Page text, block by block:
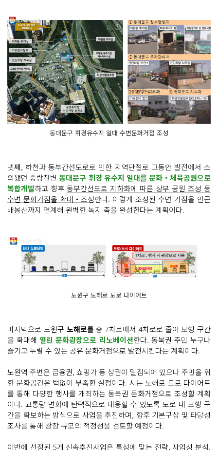
동대문구 휘경유수지 일대 수변문화거점 조성
넷째, 하천과 동부간선도로로 인한 지역단절로 그동안 발전에서 소
외됐던 중랑천변동대문구 휘경 유수지 일대를 문화‧체육공원으로
복합개발하고 향후 동부간선도로 지하화에 따른 상부 공원 조성 등
수변 문화거점을 확대‧조성한다. 이렇게 조성된 수변 거점을 인근
배봉산까지 연계해 완벽한 녹지 축을 완성한다는 계획이다.
노원구 노해로 도로 다이어트
마지막으로 노원구 노해로를 총 7차로에서 4차로로 줄여 보행 구간
을 확대해 열린 문화광장으로 리노베이션한다. 동북권 주민 누구나
즐기고 누릴 수 있는 공유 문화거점으로 발전시킨다는 계획이다.
노원역 주변은 금융권, 쇼핑가 등 상권이 밀집되어 있으나 주민을 위
한 문화공간은 턱없이 부족한 실정이다. 시는 노해로 도로 다이어트
를 통해 다양한 행사를 개최하는 동북권 문화거점으로 조성할 계획
이다. 교통량 변화에 탄력적으로 대응할 수 있도록 도로 내 보행 구
간을 확보하는 방식으로 사업을 추진하며, 향후 기본구상 및 타당성
조사를 통해 광장 규모의 적정성을 검토할 예정이다.
이번에 선정된 5개 신속추진사업은 특성에 맞는 전략, 사업성 분석,